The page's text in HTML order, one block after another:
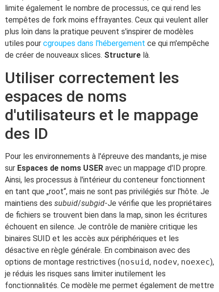
limite également le nombre de processus, ce qui rend les
tempêtes de fork moins effrayantes. Ceux qui veulent aller
plus loin dans la pratique peuvent s'inspirer de modèles
utiles pour cgroupes dans l'hébergement ce qui m'empêche
de créer de nouveaux slices. Structure là.
Utiliser correctement les
espaces de noms
d'utilisateurs et le mappage
des ID
Pour les environnements à l'épreuve des mandants, je mise
sur Espaces de noms USER avec un mappage d'ID propre.
Ainsi, les processus à l'intérieur du conteneur fonctionnent
en tant que „root“, mais ne sont pas privilégiés sur l'hôte. Je
maintiens des subuid/subgid-Je vérifie que les propriétaires
de fichiers se trouvent bien dans la map, sinon les écritures
échouent en silence. Je contrôle de manière critique les
binaires SUID et les accès aux périphériques et les
désactive en règle générale. En combinaison avec des
options de montage restrictives (nosuid, nodev, noexec),
je réduis les risques sans limiter inutilement les
fonctionnalités. Ce modèle me permet également de mettre